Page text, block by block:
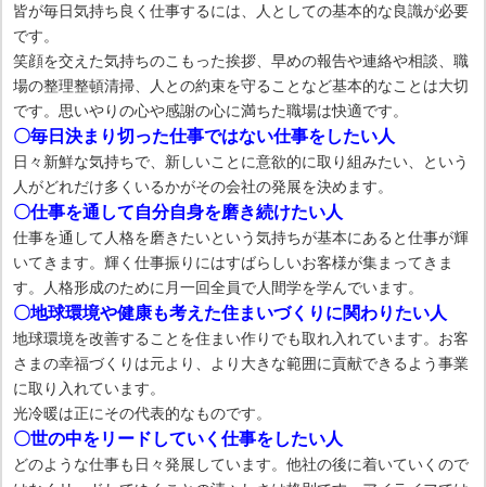
皆が毎日気持ち良く仕事するには、人としての基本的な良識が必要
です。
笑顔を交えた気持ちのこもった挨拶、早めの報告や連絡や相談、職
場の整理整頓清掃、人との約束を守ることなど基本的なことは大切
です。思いやりの心や感謝の心に満ちた職場は快適です。
〇毎日決まり切った仕事ではない仕事をしたい人
日々新鮮な気持ちで、新しいことに意欲的に取り組みたい、という
人がどれだけ多くいるかがその会社の発展を決めます。
〇仕事を通して自分自身を磨き続けたい人
仕事を通して人格を磨きたいという気持ちが基本にあると仕事が輝
いてきます。輝く仕事振りにはすばらしいお客様が集まってきま
す。人格形成のために月一回全員で人間学を学んでいます。
〇地球環境や健康も考えた住まいづくりに関わりたい人
地球環境を改善することを住まい作りでも取れ入れています。お客
さまの幸福づくりは元より、より大きな範囲に貢献できるよう事業
に取り入れています。
光冷暖は正にその代表的なものです。
〇世の中をリードしていく仕事をしたい人
どのような仕事も日々発展しています。他社の後に着いていくので